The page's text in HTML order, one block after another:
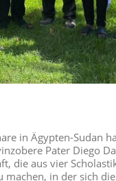
in Ägypten-Sudan
Pater Diego
die aus vier
in der sich